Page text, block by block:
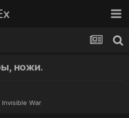
ножи.
Invisible War